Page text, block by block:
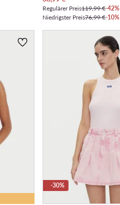
Regulärer Preis119,99 €-42%
Niedrigster Preis76,99 €-10%
-30%